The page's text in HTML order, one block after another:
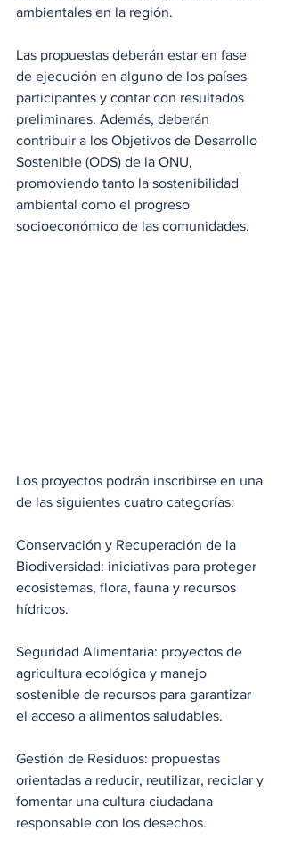
ambientales en la región.
Las propuestas deberán estar en fase
de ejecución en alguno de los países
participantes y contar con resultados
preliminares. Además, deberán
contribuir a los Objetivos de Desarrollo
Sostenible (ODS) de la ONU,
promoviendo tanto la sostenibilidad
ambiental como el progreso
socioeconómico de las comunidades.
Los proyectos podrán inscribirse en una
de las siguientes cuatro categorías:
Conservación y Recuperación de la
Biodiversidad: iniciativas para proteger
ecosistemas, flora, fauna y recursos
hídricos.
Seguridad Alimentaria: proyectos de
agricultura ecológica y manejo
sostenible de recursos para garantizar
el acceso a alimentos saludables.
Gestión de Residuos: propuestas
orientadas a reducir, reutilizar, reciclar y
fomentar una cultura ciudadana
responsable con los desechos.